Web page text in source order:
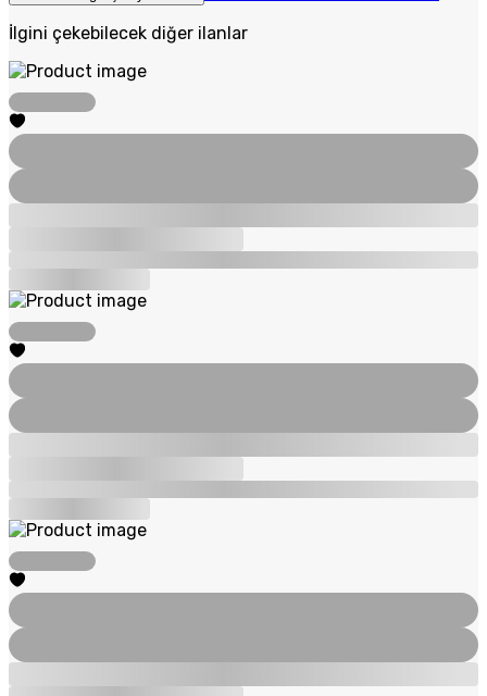
İlgini çekebilecek diğer ilanlar